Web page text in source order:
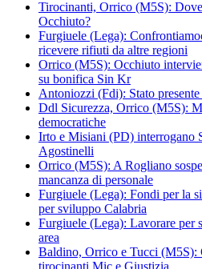
Tirocinanti, Orrico (M5S):
Occhiuto?
Furgiuele (Lega):
ricevere rifiuti da altre regioni
Orrico (M5S): Occhiuto
su bonifica Sin Kr
Antoniozzi (Fdi): Stato
Ddl Sicurezza, Orrico (M5S):
democratiche
Irto e Misiani (PD) interrogano
Agostinelli
Orrico (M5S): A Rogliano
mancanza di personale
Furgiuele (Lega): Fondi per la
per sviluppo Calabria
Furgiuele (Lega): Lavorare per
area
Baldino, Orrico e Tucci (M5S):
tirocinanti Mic e Giustizia